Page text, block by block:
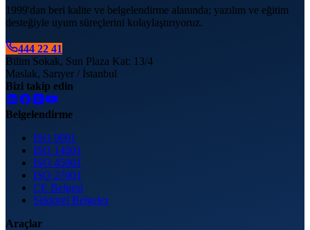
1999'dan beri kalite ve belgelendirme alanında; yazılım ve eğitim
desteğiyle uyum süreçlerini kolaylaştırıyoruz.
444 22 41
Bilim Sokak, Sun Plaza Kat: 13/4
Maslak, Sarıyer / İstanbul
Bizi takip edin
Belgelendirme
ISO 9001
ISO 14001
ISO 45001
ISO 27001
CE Belgesi
Sektörel Belgeler
Araçlar